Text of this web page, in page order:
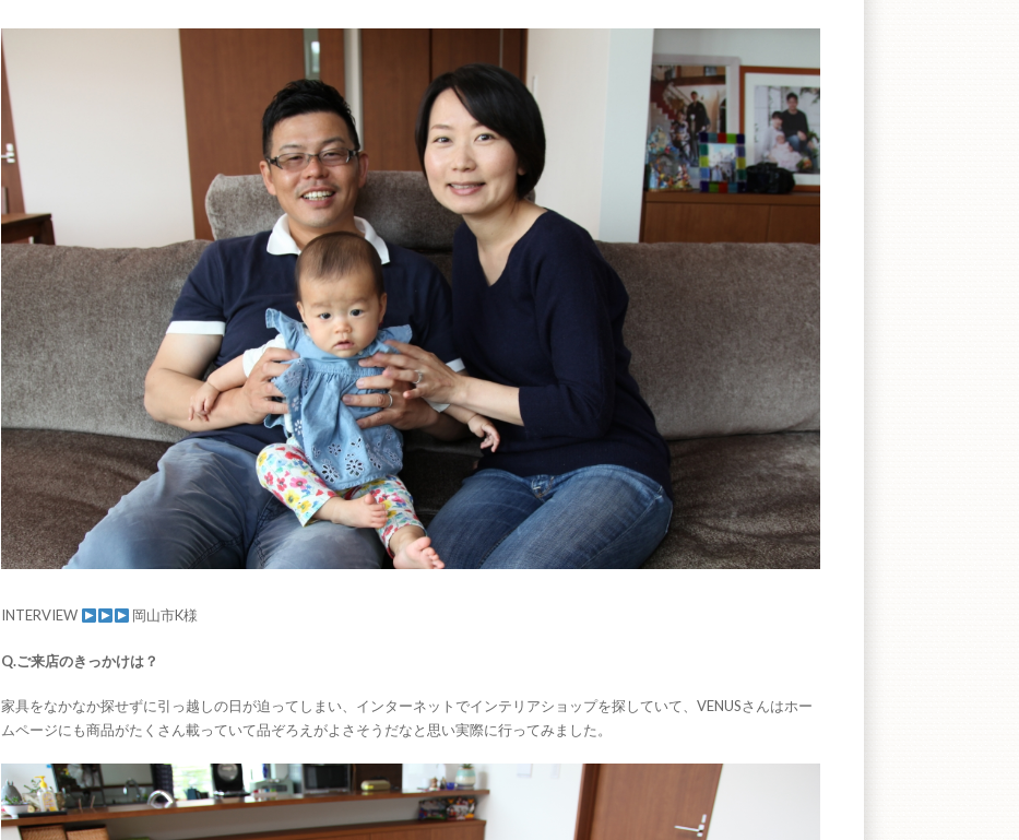
INTERVIEW 岡山市K様
Q.ご来店のきっかけは？
家具をなかなか探せずに引っ越しの日が迫ってしまい、インターネットでインテリアショップを探していて、VENUSさんはホー
ムページにも商品がたくさん載っていて品ぞろえがよさそうだなと思い実際に行ってみました。